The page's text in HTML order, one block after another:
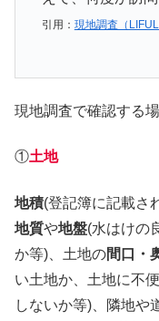
引用： 現地調査（
現地調査で確認する
①土地
地積(登記簿に記載さ
地質や地盤(水はけの
か等)、土地の間口・
い土地か、土地に不
しないか等)、隣地や